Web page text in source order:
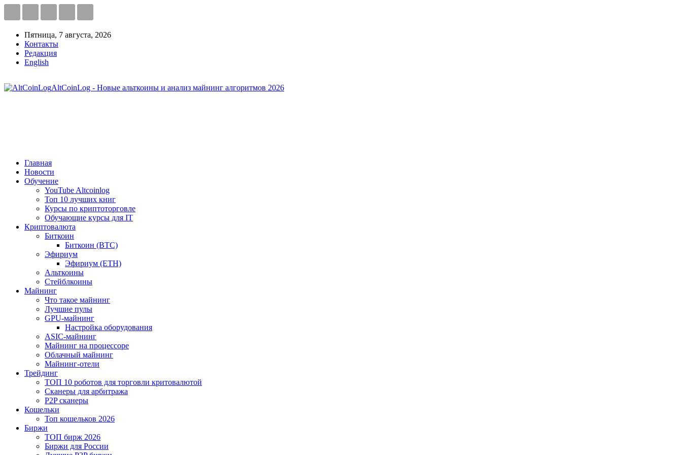
Пятница, 7 августа, 2026
Контакты
Редакция
English
AltCoinLog - Новые альткоины и анализ майнинг алгоритмов 2026
Главная
Новости
Обучение
YouTube Altcoinlog
Топ 10 лучших книг
Курсы по криптоторговле
Обучающие курсы для IT
Криптовалюта
Биткоин
Биткоин (BTC)
Эфириум
Эфириум (ETH)
Альткоины
Стейблкоины
Майнинг
Что такое майнинг
Лучшие пулы
GPU-майнинг
Настройка оборудования
ASIC-майнинг
Майнинг на процессоре
Облачный майнинг
Майнинг-отели
Трейдинг
ТОП 10 роботов для торговли критовалютой
Сканеры для арбитража
P2P сканеры
Кошельки
Топ кошельков 2026
Биржи
ТОП бирж 2026
Биржи для России